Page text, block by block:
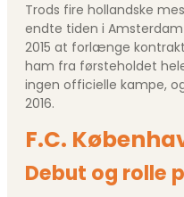
Trods fire hollandske
endte tiden i Amsterdam
2015 at forlænge
ham fra førsteholdet
ingen officielle kampe,
2016.
F.C.
Debut og rolle